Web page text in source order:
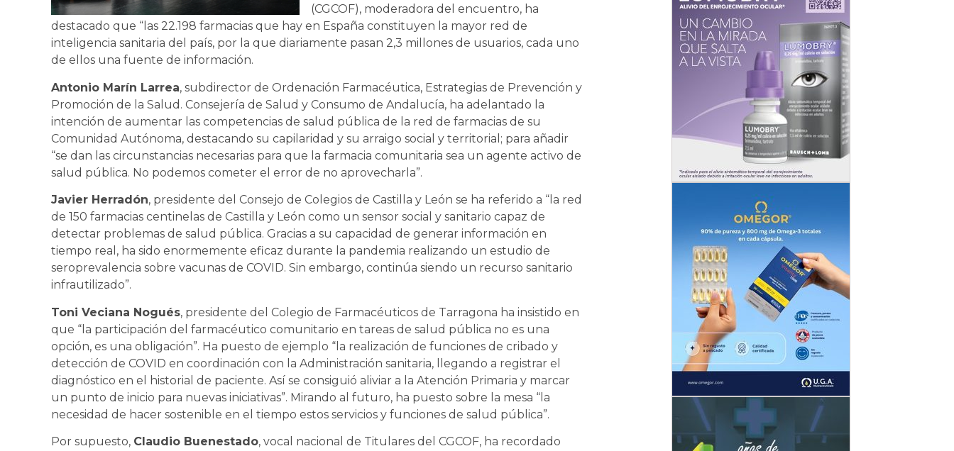
(CGCOF), moderadora del encuentro, ha
destacado que “las 22.198 farmacias que hay en España constituyen la mayor red de
inteligencia sanitaria del país, por la que diariamente pasan 2,3 millones de usuarios, cada uno
de ellos una fuente de información.
Antonio Marín Larrea, subdirector de Ordenación Farmacéutica, Estrategias de Prevención y
Promoción de la Salud. Consejería de Salud y Consumo de Andalucía, ha adelantado la
intención de aumentar las competencias de salud pública de la red de farmacias de su
Comunidad Autónoma, destacando su capilaridad y su arraigo social y territorial; para añadir
“se dan las circunstancias necesarias para que la farmacia comunitaria sea un agente activo de
salud pública. No podemos cometer el error de no aprovecharla”.
Javier Herradón, presidente del Consejo de Colegios de Castilla y León se ha referido a “la red
de 150 farmacias centinelas de Castilla y León como un sensor social y sanitario capaz de
detectar problemas de salud pública. Gracias a su capacidad de generar información en
tiempo real, ha sido enormemente eficaz durante la pandemia realizando un estudio de
seroprevalencia sobre vacunas de COVID. Sin embargo, continúa siendo un recurso sanitario
infrautilizado”.
Toni Veciana Nogués, presidente del Colegio de Farmacéuticos de Tarragona ha insistido en
que “la participación del farmacéutico comunitario en tareas de salud pública no es una
opción, es una obligación”. Ha puesto de ejemplo “la realización de funciones de cribado y
detección de COVID en coordinación con la Administración sanitaria, llegando a registrar el
diagnóstico en el historial de paciente. Así se consiguió aliviar a la Atención Primaria y marcar
un punto de inicio para nuevas iniciativas”. Mirando al futuro, ha puesto sobre la mesa “la
necesidad de hacer sostenible en el tiempo estos servicios y funciones de salud pública”.
Por supuesto, Claudio Buenestado, vocal nacional de Titulares del CGCOF, ha recordado